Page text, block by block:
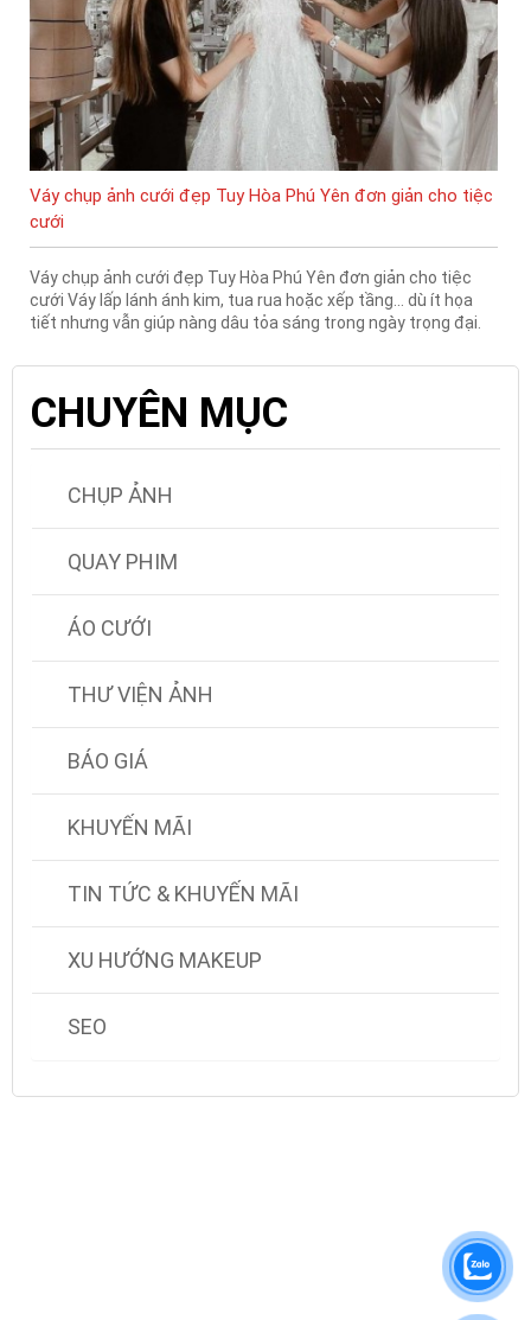
Váy chụp ảnh cưới đẹp Tuy Hòa Phú Yên đơn giản cho tiệc
cưới
Váy chụp ảnh cưới đẹp Tuy Hòa Phú Yên đơn giản cho tiệc
cưới Váy lấp lánh ánh kim, tua rua hoặc xếp tầng... dù ít họa
tiết nhưng vẫn giúp nàng dâu tỏa sáng trong ngày trọng đại.
CHUYÊN MỤC
CHỤP ẢNH
QUAY PHIM
ÁO CƯỚI
THƯ VIỆN ẢNH
BÁO GIÁ
KHUYẾN MÃI
TIN TỨC & KHUYẾN MÃI
XU HƯỚNG MAKEUP
SEO